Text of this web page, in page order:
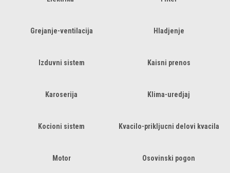
Grejanje-ventilacija Hladjenje
Izduvni sistem Kaisni prenos
Karoserija Klima-uredjaj
Kocioni sistem Kvacilo-prikljucni delovi kvacila
Motor Osovinski pogon